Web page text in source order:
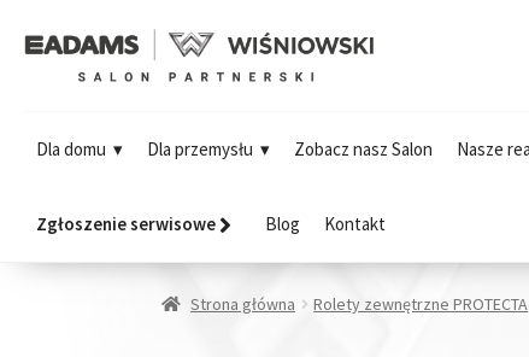
Dla domu Dla przemysłu Zobacz nasz Salon Nasze
Zgłoszenie serwisowe Blog Kontakt
Strona główna Rolety zewnętrzne PROTECTA